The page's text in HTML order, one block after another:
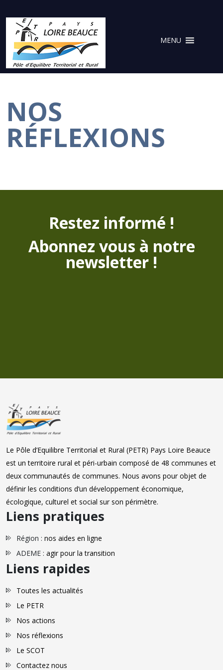
MENU
NOS
RÉFLEXIONS
Restez informé !
Abonnez vous à notre
newsletter !
Le Pôle d’Equilibre Territorial et Rural (PETR) Pays Loire Beauce
est un territoire rural et péri-urbain composé de 48 communes et
deux communautés de communes. Nous avons pour objet de
définir les conditions d’un développement économique,
écologique, culturel et social sur son périmètre.
Liens pratiques
Région : nos aides en ligne
ADEME : agir pour la transition
Liens rapides
Toutes les actualités
Le PETR
Nos actions
Nos réflexions
Le SCOT
Contactez nous